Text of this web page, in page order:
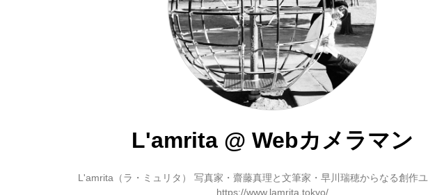
L'amrita @ Webカメラマン
L'amrita（ラ・ミュリタ） 写真家・齋藤真理と文筆家・早川瑞穂からなる創作ユ
https://www.lamrita.tokyo/